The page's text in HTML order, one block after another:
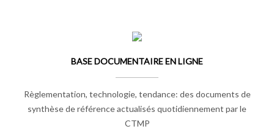
BASE DOCUMENTAIRE EN LIGNE
Règlementation, technologie, tendance: des documents de
synthèse de référence actualisés quotidiennement par le
CTMP